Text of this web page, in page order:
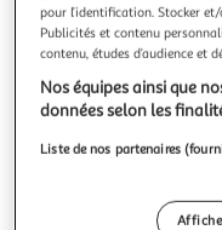
Epaisseur 1 cm.- Poids
Livr. ou retrait
A partir de 7,99€
Vendu parParis Prix
pour l’identification. Stocker
Publicités et contenu
contenu, études d’audience et
Nos équipes ainsi que
données selon les
Liste de nos partenaires